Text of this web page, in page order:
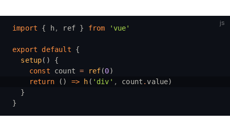
js
import { h, ref } from 'vue'
export default {
  setup
() {
    const
count = ref(0)
    return
() => h ( 'div' , count .value)
  }
}